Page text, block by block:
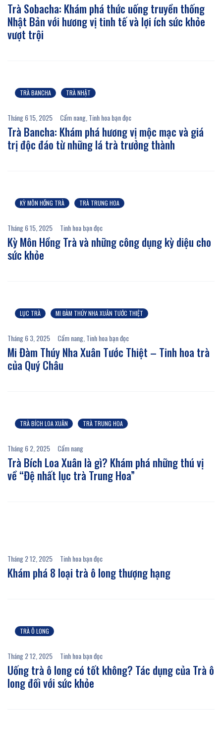
Trà Sobacha: Khám phá thức uống truyền thống
Nhật Bản với hương vị tinh tế và lợi ích sức khỏe
vượt trội
TRÀ BANCHA TRÀ NHẬT
Tháng 6 15, 2025 Cẩm nang Tinh hoa bạn đọc
Trà Bancha: Khám phá hương vị mộc mạc và giá
trị độc đáo từ những lá trà trưởng thành
KỲ MÔN HỒNG TRÀ TRÀ TRUNG HOA
Tháng 6 15, 2025 Tinh hoa bạn đọc
Kỳ Môn Hồng Trà và những công dụng kỳ diệu cho
sức khỏe
LỤC TRÀ MI ĐÀM THÚY NHA XUÂN TƯỚC THIỆT
Tháng 6 3, 2025 Cẩm nang Tinh hoa bạn đọc
Mi Đàm Thúy Nha Xuân Tước Thiệt – Tinh hoa trà
của Quý Châu
TRÀ BÍCH LOA XUÂN TRÀ TRUNG HOA
Tháng 6 2, 2025 Cẩm nang
Trà Bích Loa Xuân là gì? Khám phá những thú vị
về “Đệ nhất lục trà Trung Hoa”
Tháng 2 12, 2025 Tinh hoa bạn đọc
Khám phá 8 loại trà ô long thượng hạng
TRÀ Ô LONG
Tháng 2 12, 2025 Tinh hoa bạn đọc
Uống trà ô long có tốt không? Tác dụng của Trà ô
long đối với sức khỏe